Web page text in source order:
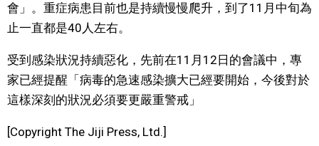
科學技術
生活
運動
娛樂
會」。重症病患目前也是持續慢慢爬升，到了11月中旬為
止一直都是40人左右。
受到感染狀況持續惡化，先前在11月12日的會議中，專
家已經提醒「病毒的急速感染擴大已經要開始，今後對於
這樣深刻的狀況必須要更嚴重警戒」
[Copyright The Jiji Press, Ltd.]